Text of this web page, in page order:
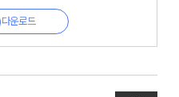
운로드